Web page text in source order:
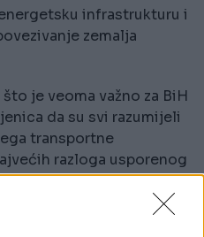
infrastrukturu i
zemalja
je veoma važno za BiH
da su svi razumijeli
transportne
razloga usporenog
regiona i da je to
Evropske banke za